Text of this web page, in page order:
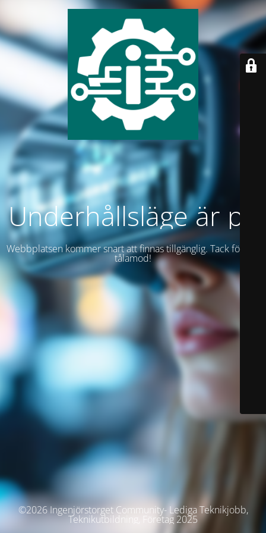
Underhållsläge är på
Webbplatsen kommer snart att finnas tillgänglig. Tack för ditt
tålamod!
©2026 Ingenjörstorget Community- Lediga Teknikjobb,
Teknikutbildning, Företag 2025